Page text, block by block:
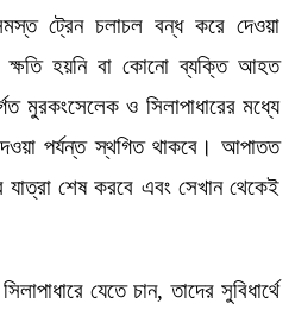
ট্রেন চলাচল বন্ধ করে দেওয়া
হয়নি বা কোনো ব্যক্তি আহত
মুরকংসেলেক ও সিলাপাধারের মধ্যে
দেওয়া পর্যন্ত স্থগিত থাকবে। আপাতত
যাত্রা শেষ করবে এবং সেখান থেকেই
যেতে চান, তাদের সুবিধার্থে